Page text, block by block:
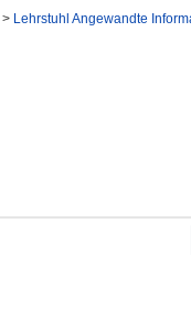
> Lehrstuhl Angewandte